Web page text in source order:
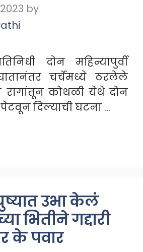
by
दोन महिन्यापुर्वी
चर्चेमध्ये ठरलेले
रागांतून कोथळी येथे दोन
दिल्याची घटना …
उभा केलं
भितीने गद्दारी
के पवार